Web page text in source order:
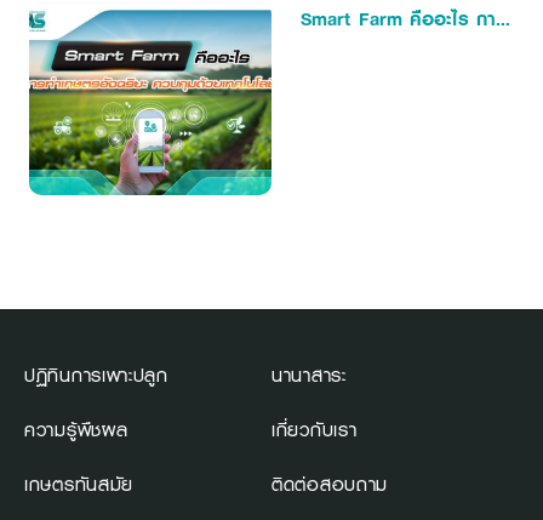
Smart Farm คืออะไร การ
ปฏิทินการเพาะปลูก
ความรู้พืชผล
เกษตรทันสมัย
นานาสาระ
เกี่ยวกับเรา
ติดต่อสอบถาม